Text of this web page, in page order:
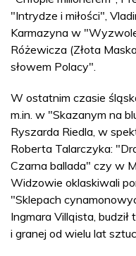
"Intrydze i miłości",
Karmazyna w
Różewicza (Złota
słowem Polacy".
W ostatnim czasie
m.in. w "Skazanym na
Ryszarda Riedla, w
Roberta Talarczyka:
Czarna ballada" czy w
Widzowie oklaskiwali
"Sklepach
Ingmara Villqista,
i granej od wielu lat